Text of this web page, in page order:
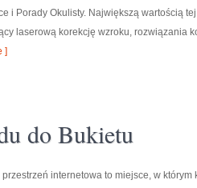
i Porady Okulisty. Największą wartością
laserową korekcję wzroku, rozwiązania
]
do Bukietu
przestrzeń internetowa to miejsce, w